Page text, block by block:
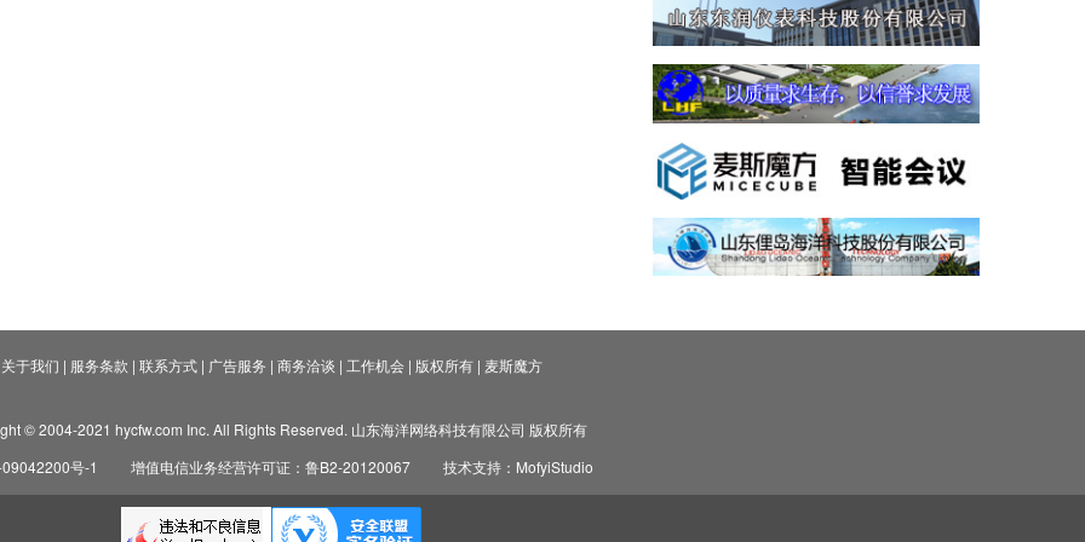
关于我们 | 服务条款 | 联系方式| 广告服务 | 商务洽谈 | 工作机会| 版权所有| 麦斯魔方
© 2004-2021 hycfw.com Inc. All Rights Reserved. 山东海洋网络科技有限公司 版权所有
号-1
增值电信业务经营许可证：鲁B2-20120067 技术支持：MofyiStudio